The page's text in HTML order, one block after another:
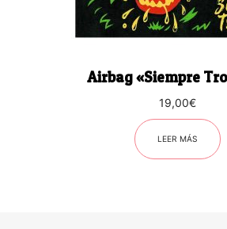
Airbag «Siempre
19,00€
LEER MÁS